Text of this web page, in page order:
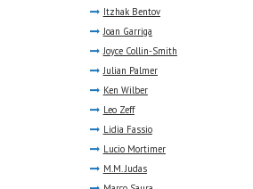
Itzhak Bentov
Joan Garriga
Joyce Collin-Smith
Julian Palmer
Ken Wilber
Leo Zeff
Lidia Fassio
Lucio Mortimer
M.M. Judas